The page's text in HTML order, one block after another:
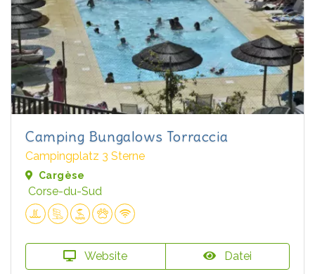
Camping Bungalows Torraccia
Campingplatz 3 Sterne
Cargèse
Corse-du-Sud
Website Datei